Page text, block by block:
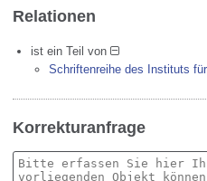
Relationen
ist ein Teil von
Schriftenreihe des Instituts
Korrekturanfrage